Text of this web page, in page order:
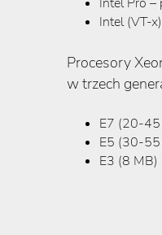
Intel (VT-
Procesory
w trzech
E7 (20-45
E5 (30-55
E3 (8 MB)